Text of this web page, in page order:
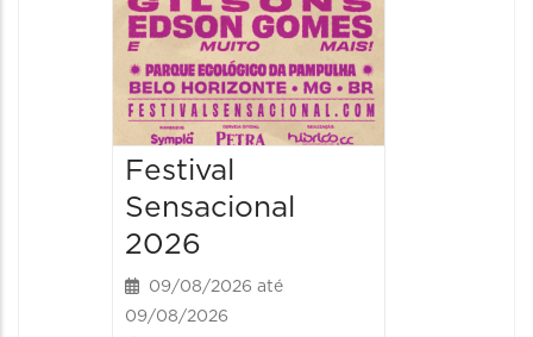
Festival
Sensacional
2026
09/08/2026 até
09/08/2026